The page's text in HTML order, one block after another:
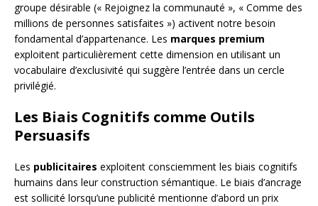
groupe désirable (« Rejoignez la communauté », « Comme des
millions de personnes satisfaites ») activent notre besoin
fondamental d’appartenance. Les marques premium
exploitent particulièrement cette dimension en utilisant un
vocabulaire d’exclusivité qui suggère l’entrée dans un cercle
privilégié.
Les Biais Cognitifs comme Outils
Persuasifs
Les publicitaires exploitent consciemment les biais cognitifs
humains dans leur construction sémantique. Le biais d’ancrage
est sollicité lorsqu’une publicité mentionne d’abord un prix